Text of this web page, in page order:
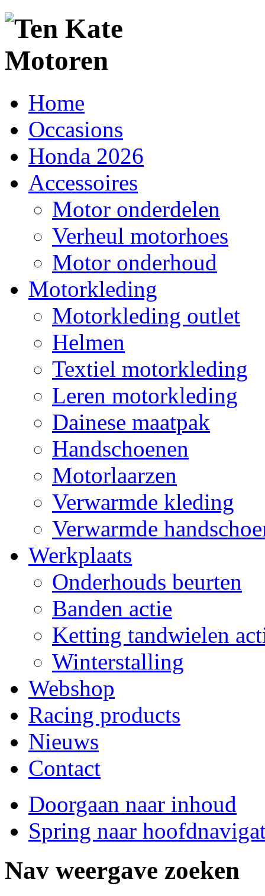
Home
Occasions
Honda 2026
Accessoires
Motor onderdelen
Verheul motorhoes
Motor onderhoud
Motorkleding
Motorkleding outlet
Helmen
Textiel motorkleding
Leren motorkleding
Dainese maatpak
Handschoenen
Motorlaarzen
Verwarmde kleding
Verwarmde
Werkplaats
Onderhouds beurten
Banden actie
Ketting tandwielen
Winterstalling
Webshop
Racing products
Nieuws
Contact
Doorgaan naar inhoud
Spring naar
Nav weergave zoeken